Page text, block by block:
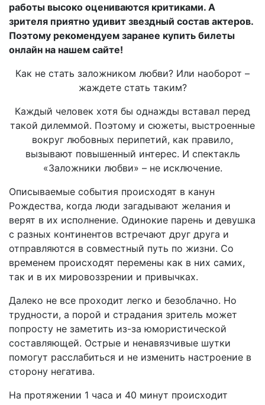
работы высоко оцениваются критиками. А
зрителя приятно удивит звездный состав актеров.
Поэтому рекомендуем заранее купить билеты
онлайн на нашем сайте!
Как не стать заложником любви? Или наоборот –
жаждете стать таким?
Каждый человек хотя бы однажды вставал перед
такой дилеммой. Поэтому и сюжеты, выстроенные
вокруг любовных перипетий, как правило,
вызывают повышенный интерес. И спектакль
«Заложники любви» – не исключение.
Описываемые события происходят в канун
Рождества, когда люди загадывают желания и
верят в их исполнение. Одинокие парень и девушка
с разных континентов встречают друг друга и
отправляются в совместный путь по жизни. Со
временем происходят перемены как в них самих,
так и в их мировоззрении и привычках.
Далеко не все проходит легко и безоблачно. Но
трудности, а порой и страдания зритель может
попросту не заметить из-за юмористической
составляющей. Острые и ненавязчивые шутки
помогут расслабиться и не изменить настроение в
сторону негатива.
На протяжении 1 часа и 40 минут происходит